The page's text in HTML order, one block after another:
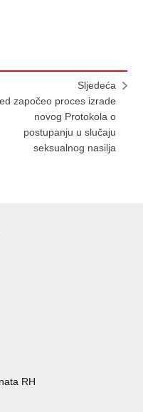
Sljedeća
započeo proces izrade
novog Protokola o
postupanju u slučaju
seksualnog nasilja
RH